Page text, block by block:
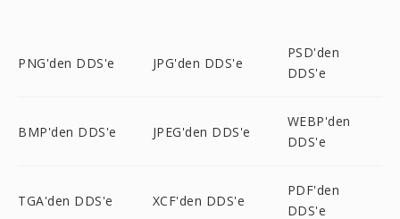
PNG'den DDS'e JPG'den DDS'e
PSD'den
DDS'e
BMP'den DDS'e JPEG'den DDS'e
WEBP'den
DDS'e
TGA'den DDS'e XCF'den DDS'e
PDF'den
DDS'e